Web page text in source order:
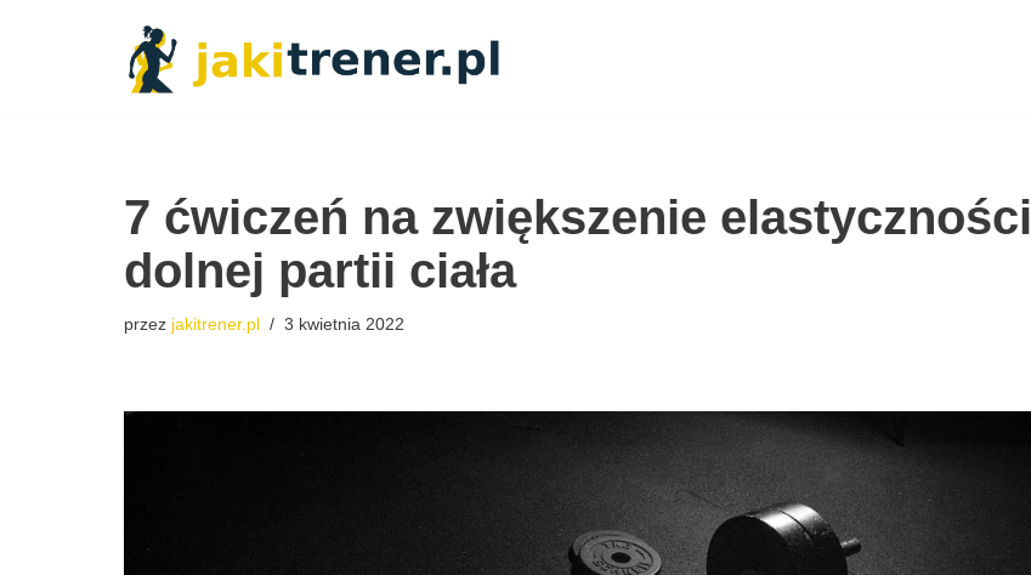
7 ćwiczeń na zwiększenie elastyczności
dolnej partii ciała
przez jakitrener.pl 3 kwietnia 2022